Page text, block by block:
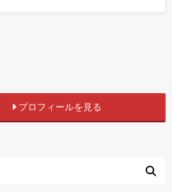
プロフィールを見る